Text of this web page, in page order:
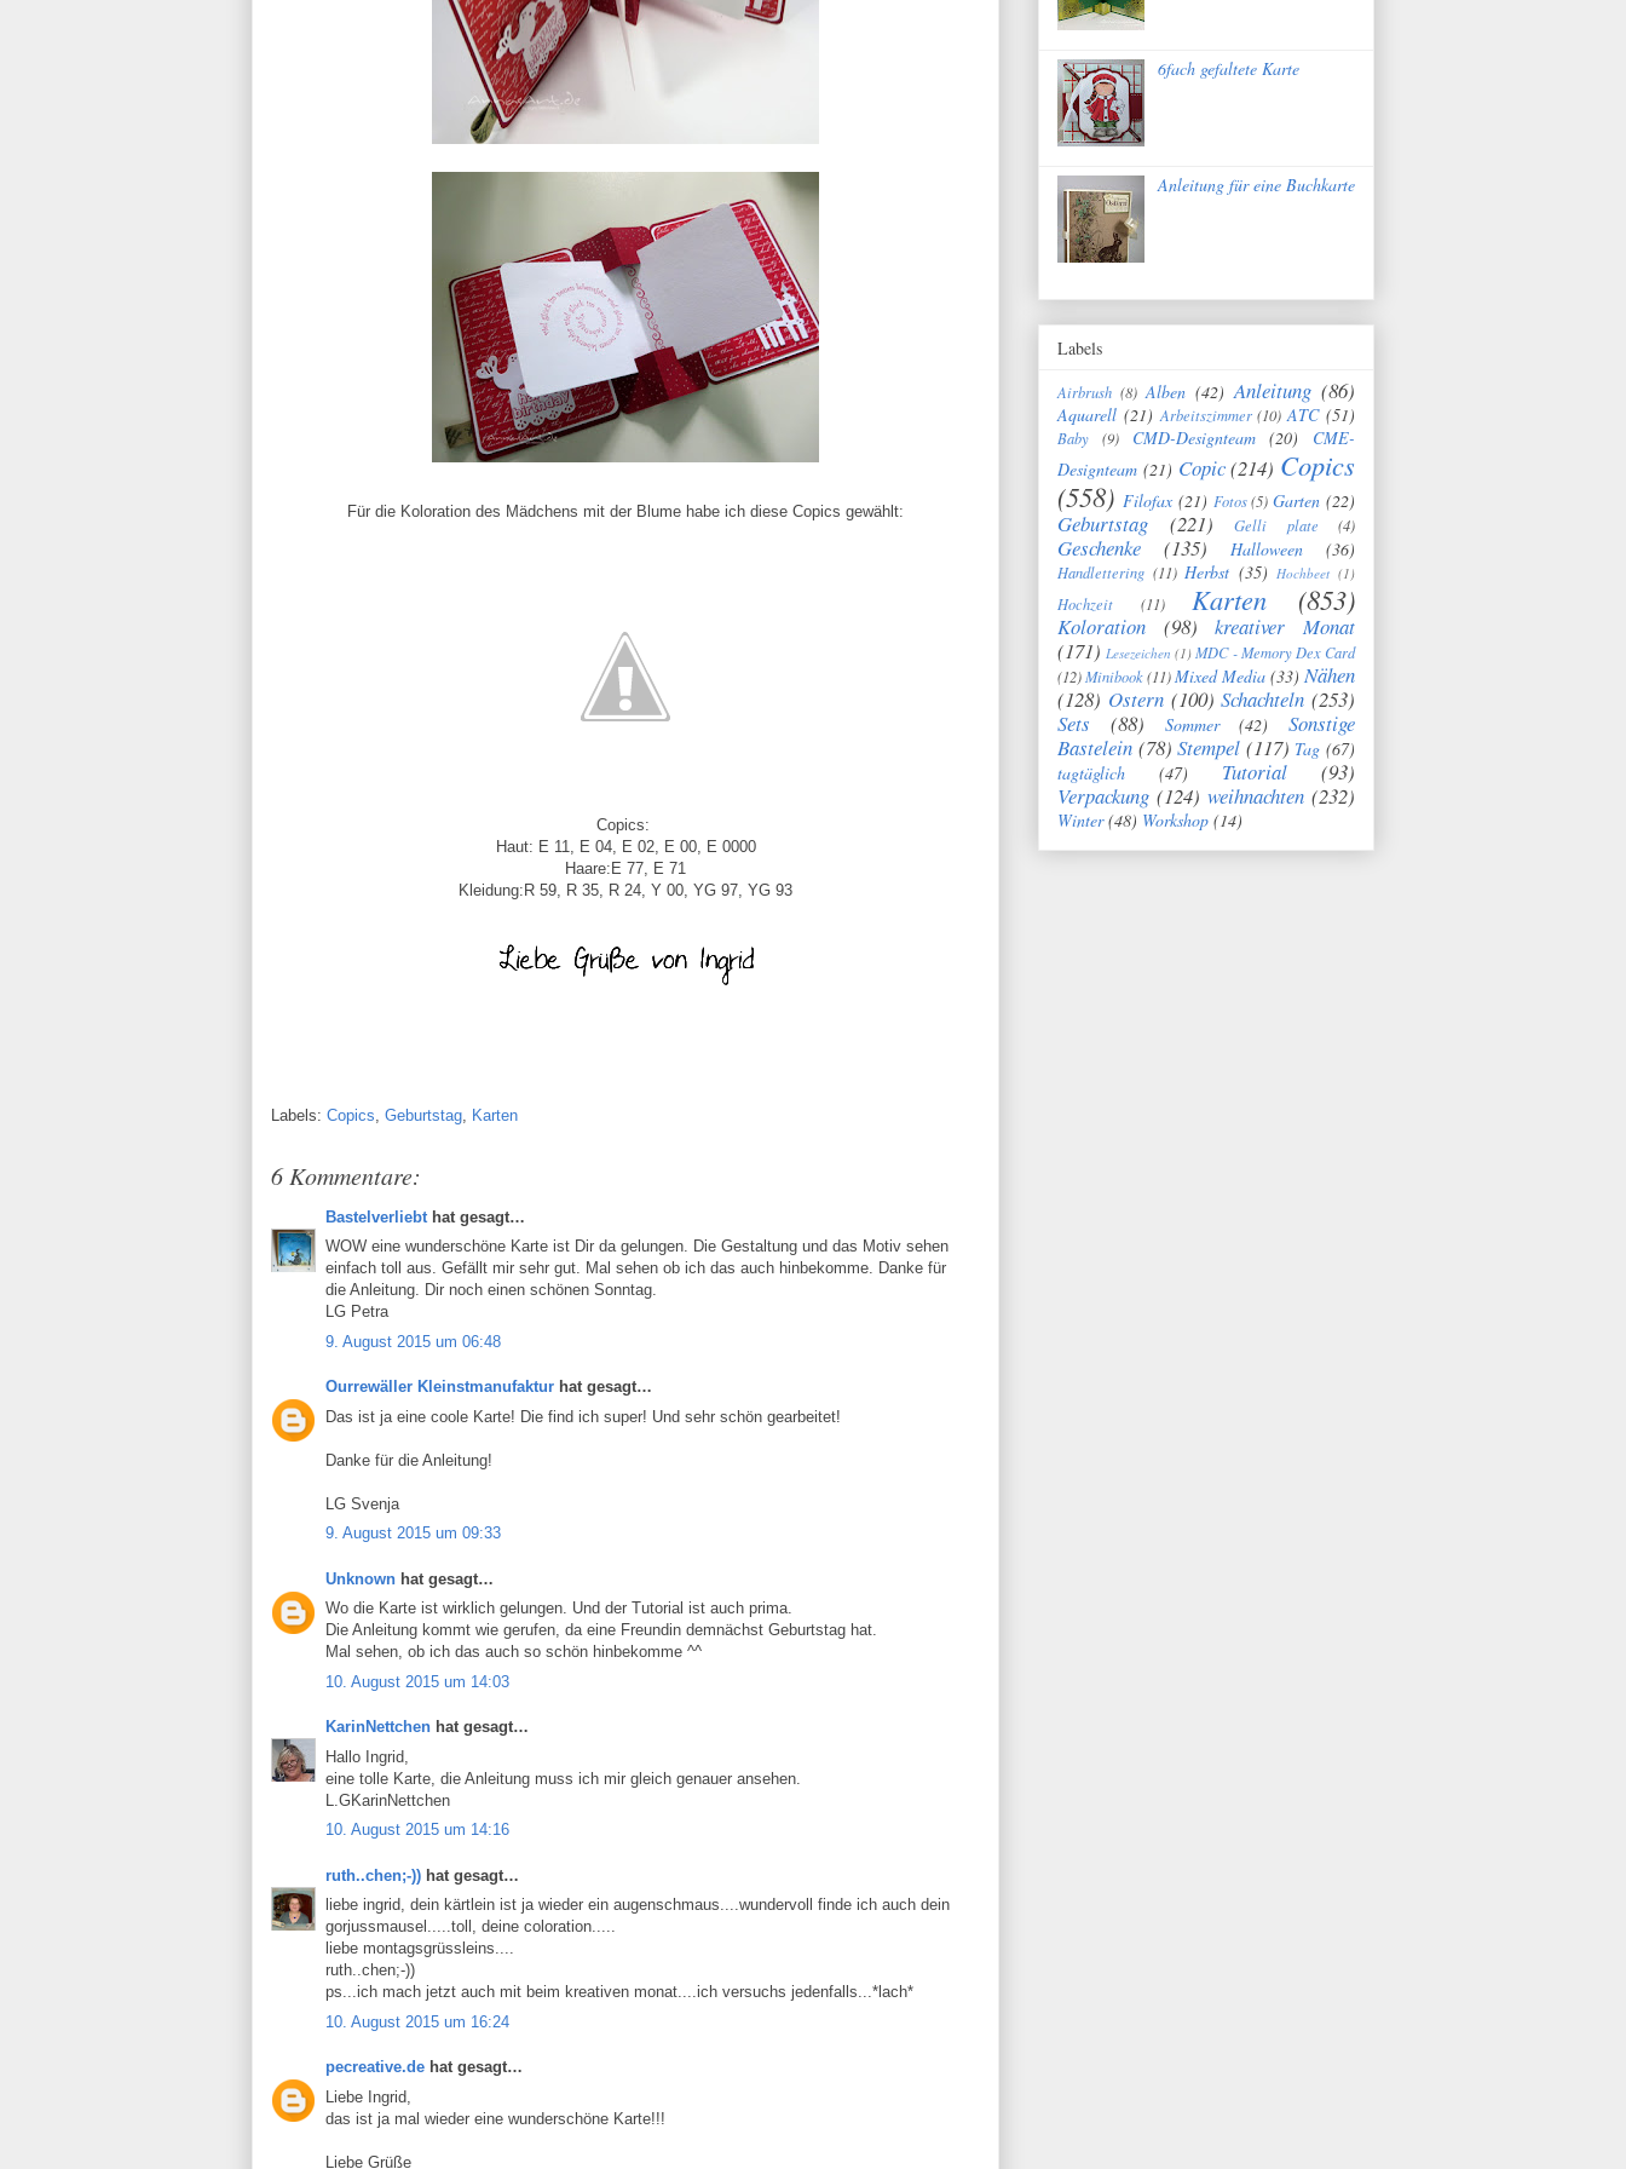
Für die Koloration des Mädchens mit der Blume habe ich diese Copics gewählt:
Copics:
Haut: E 11, E 04, E 02, E 00, E 0000
Haare:E 77, E 71
Kleidung:R 59, R 35, R 24, Y 00, YG 97, YG 93
Labels: Copics Geburtstag Karten
6 Kommentare:
Bastelverliebt hat gesagt…
WOW eine wunderschöne Karte ist Dir da gelungen. Die Gestaltung und das Motiv sehen
einfach toll aus. Gefällt mir sehr gut. Mal sehen ob ich das auch hinbekomme. Danke für
die Anleitung. Dir noch einen schönen Sonntag.
LG Petra
9. August 2015 um 06:48
Ourrewäller Kleinstmanufaktur hat gesagt…
Das ist ja eine coole Karte! Die find ich super! Und sehr schön gearbeitet!
Danke für die Anleitung!
LG Svenja
9. August 2015 um 09:33
Unknown hat gesagt…
Wo die Karte ist wirklich gelungen. Und der Tutorial ist auch prima.
Die Anleitung kommt wie gerufen, da eine Freundin demnächst Geburtstag hat.
Mal sehen, ob ich das auch so schön hinbekomme ^^
10. August 2015 um 14:03
KarinNettchen hat gesagt…
Hallo Ingrid,
eine tolle Karte, die Anleitung muss ich mir gleich genauer ansehen.
L.GKarinNettchen
10. August 2015 um 14:16
ruth..chen;-)) hat gesagt…
liebe ingrid, dein kärtlein ist ja wieder ein augenschmaus....wundervoll finde ich auch dein
gorjussmausel.....toll, deine coloration.....
liebe montagsgrüssleins....
ruth..chen;-))
ps...ich mach jetzt auch mit beim kreativen monat....ich versuchs jedenfalls...*lach*
10. August 2015 um 16:24
pecreative.de hat gesagt…
Liebe Ingrid,
das ist ja mal wieder eine wunderschöne Karte!!!
Liebe Grüße
6fach gefaltete Karte
Anleitung für eine Buchkarte
Labels
Airbrush (8) Alben (42) Anleitung (86)
Aquarell (21) Arbeitszimmer (10) ATC (51)
Baby (9) CMD-Designteam (20)
CME-
Designteam (21) Copic (214) Copics
(558) Filofax (21) Fotos (5) Garten (22)
Geburtstag (221) Gelli plate (4)
Geschenke (135) Halloween (36)
Handlettering (11) Herbst (35) Hochbeet (1)
Hochzeit (11) Karten (853)
Koloration (98)
kreativer Monat
(171) Lesezeichen (1) MDC - Memory Dex Card
(12)Minibook(11) Mixed Media (33) Nähen
(128) Ostern (100) Schachteln (253)
Sets
(88) Sommer (42)
Sonstige
Bastelein (78) Stempel (117) Tag (67)
tagtäglich
(47) Tutorial
(93)
Verpackung (124) weihnachten (232)
Winter (48) Workshop (14)